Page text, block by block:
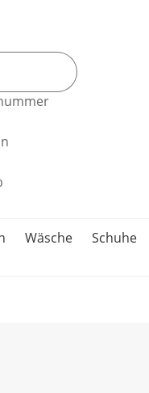
Wäsche Schuhe